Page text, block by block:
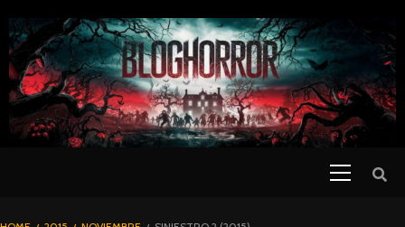
TO
CONTENT